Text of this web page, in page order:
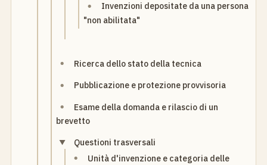
Invenzioni depositate da una persona
"non abilitata"
Ricerca dello stato della tecnica
Pubblicazione e protezione provvisoria
Esame della domanda e rilascio di un
brevetto
Questioni trasversali
Unità d'invenzione e categoria delle